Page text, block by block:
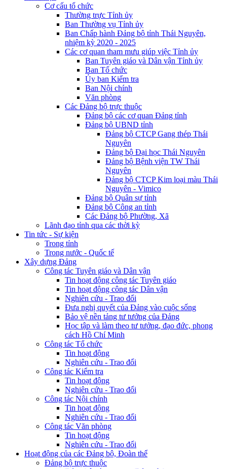
Cơ cấu tổ chức
Thường trực Tỉnh ủy
Ban Thường vụ Tỉnh ủy
Ban Chấp hành Đảng bộ tỉnh Thái Nguyên,
nhiệm kỳ 2020 - 2025
Các cơ quan tham mưu giúp việc Tỉnh ủy
Ban Tuyên giáo và Dân vận Tỉnh ủy
Ban Tổ chức
Ủy ban Kiểm tra
Ban Nội chính
Văn phòng
Các Đảng bộ trực thuộc
Đảng bộ các cơ quan Đảng tỉnh
Đảng bộ UBND tỉnh
Đảng bộ CTCP Gang thép Thái
Nguyên
Đảng bộ Đại học Thái Nguyên
Đảng bộ Bệnh viện TW Thái
Nguyên
Đảng bộ CTCP Kim loại màu Thái
Nguyên - Vimico
Đảng bộ Quân sự tỉnh
Đảng bộ Công an tỉnh
Các Đảng bộ Phường, Xã
Lãnh đạo tỉnh qua các thời kỳ
Tin tức - Sự kiện
Trong tỉnh
Trong nước - Quốc tế
Xây dựng Đảng
Công tác Tuyên giáo và Dân vận
Tin hoạt động công tác Tuyên giáo
Tin hoạt động công tác Dân vận
Nghiên cứu - Trao đổi
Đưa nghị quyết của Đảng vào cuộc sống
Bảo vệ nền tảng tư tưởng của Đảng
Học tập và làm theo tư tưởng, đạo đức, phong
cách Hồ Chí Minh
Công tác Tổ chức
Tin hoạt động
Nghiên cứu - Trao đổi
Công tác Kiểm tra
Tin hoạt động
Nghiên cứu - Trao đổi
Công tác Nội chính
Tin hoạt động
Nghiên cứu - Trao đổi
Công tác Văn phòng
Tin hoạt động
Nghiên cứu - Trao đổi
Hoạt động của các Đảng bộ, Đoàn thể
Đảng bộ trực thuộc